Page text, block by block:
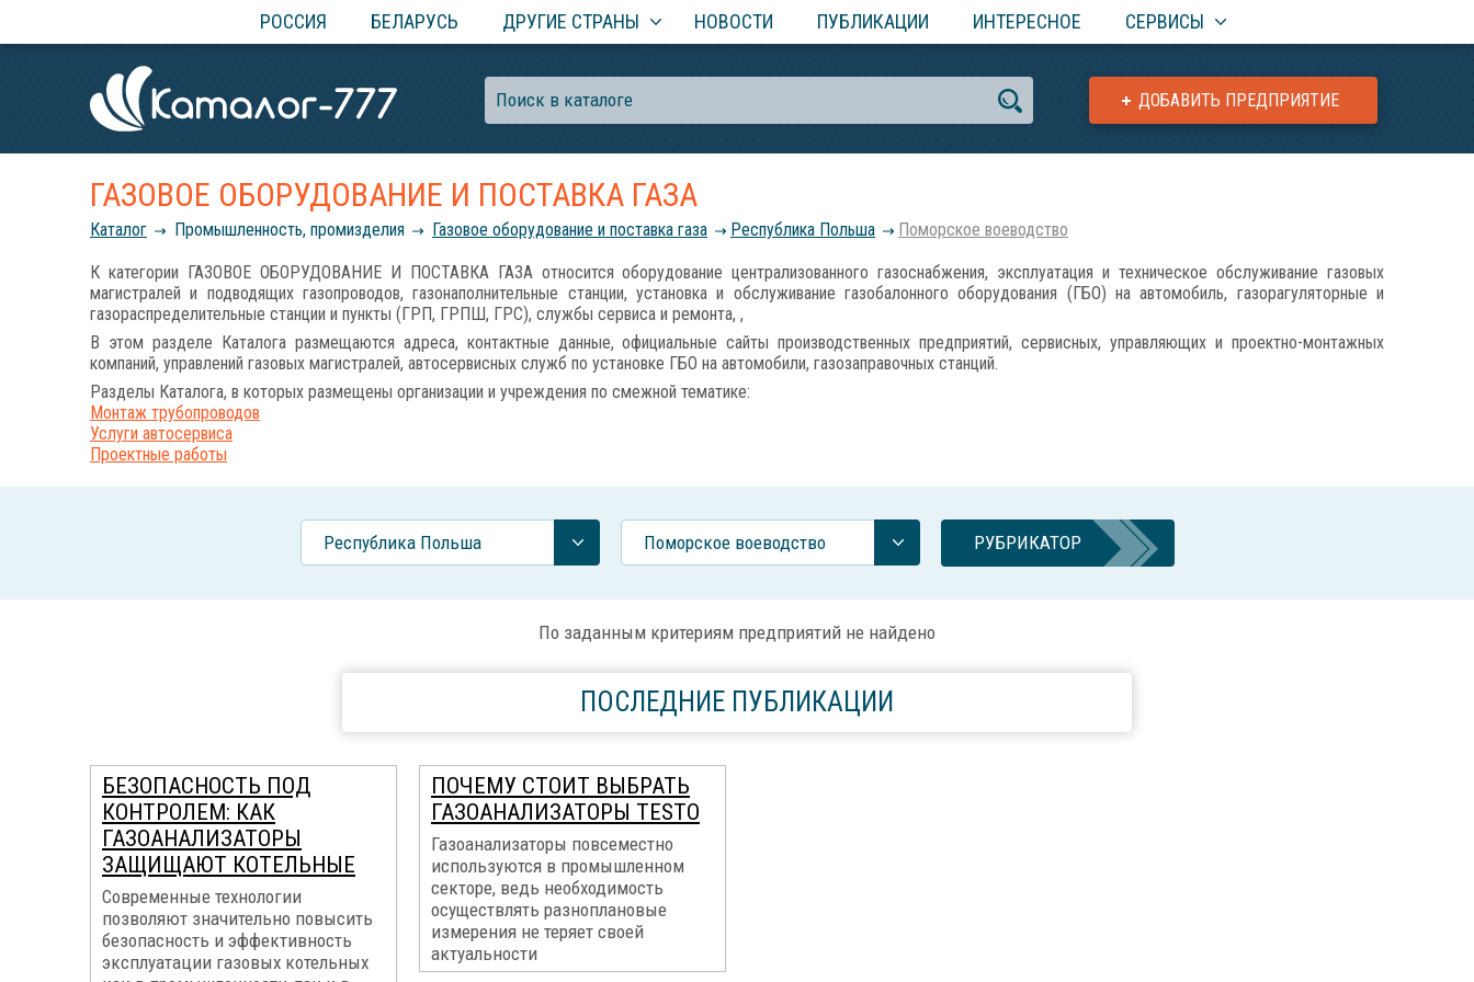
РОССИЯ БЕЛАРУСЬ ДРУГИЕ СТРАНЫ НОВОСТИ ПУБЛИКАЦИИ ИНТЕРЕСНОЕ СЕРВИСЫ
ДОБАВИТЬ ПРЕДПРИЯТИЕ
ГАЗОВОЕ ОБОРУДОВАНИЕ И ПОСТАВКА ГАЗА
Каталог Промышленность, промизделия Газовое оборудование и поставка газа Республика Польша Поморское воеводство
К категории ГАЗОВОЕ ОБОРУДОВАНИЕ И ПОСТАВКА ГАЗА относится оборудование централизованного газоснабжения, эксплуатация и техническое обслуживание газовых
магистралей и подводящих газопроводов, газонаполнительные станции, установка и обслуживание газобалонного оборудования (ГБО) на автомобиль, газорагуляторные и
газораспределительные станции и пункты (ГРП, ГРПШ, ГРС), службы сервиса и ремонта, ,
В этом разделе Каталога размещаются адреса, контактные данные, официальные сайты производственных предприятий, сервисных, управляющих и проектно-монтажных
компаний, управлений газовых магистралей, автосервисных служб по установке ГБО на автомобили, газозаправочных станций.
Разделы Каталога, в которых размещены организации и учреждения по смежной тематике:
Монтаж трубопроводов
Услуги автосервиса
Проектные работы
Республика Польша Поморское воеводство РУБРИКАТОР
По заданным критериям предприятий не найдено
ПОСЛЕДНИЕ ПУБЛИКАЦИИ
БЕЗОПАСНОСТЬ ПОД
КОНТРОЛЕМ: КАК
ГАЗОАНАЛИЗАТОРЫ
ЗАЩИЩАЮТ КОТЕЛЬНЫЕ
Современные технологии
позволяют значительно повысить
безопасность и эффективность
эксплуатации газовых котельных
ПОЧЕМУ СТОИТ ВЫБРАТЬ
ГАЗОАНАЛИЗАТОРЫ TESTO
Газоанализаторы повсеместно
используются в промышленном
секторе, ведь необходимость
осуществлять разноплановые
измерения не теряет своей
актуальности